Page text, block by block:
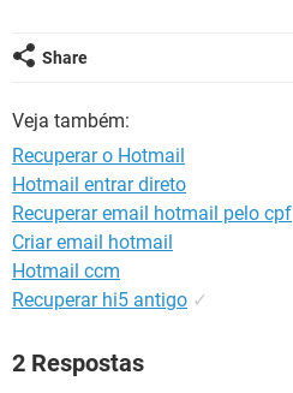
Share
Veja também:
Recuperar o Hotmail
Hotmail entrar direto
Recuperar email hotmail pelo cpf
Criar email hotmail
Hotmail ccm
Recuperar hi5 antigo ✓
2 Respostas